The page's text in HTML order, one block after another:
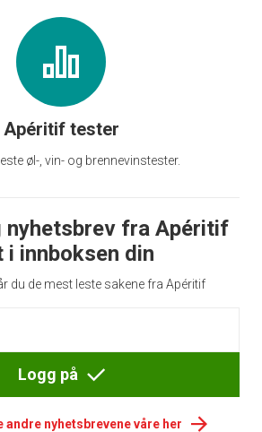
Apéritif tester
øl-, vin- og brennevinstester.
nyhetsbrev fra Apéritif
i innboksen din
du de mest leste sakene fra Apéritif
Logg på
andre nyhetsbrevene våre her